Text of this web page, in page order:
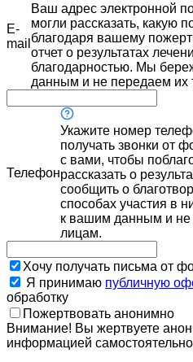
E-
mail
Ваш адрес электронной
могли рассказать, какую
благодаря вашему
отчет о результатах
благодарностью. Мы
данным и не передаем их
Телефон
Укажите номер
получать звонки от
с вами, чтобы
рассказать о
сообщить о
способах участия в
к вашим данным и не
лицам.
Хочу получать письма от
Я принимаю публичную
обработку
Пожертвовать анонимно
Внимание! Вы жертвуете
информацией